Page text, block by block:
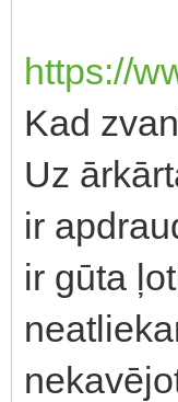
https://
Kad
Uz
ir
ir gūta